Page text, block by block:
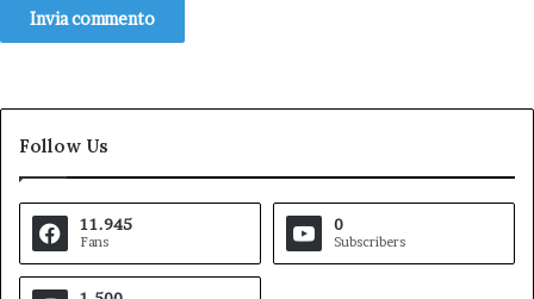
Follow Us
11.945
Fans
0
Subscribers